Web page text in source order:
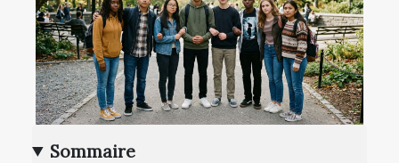
Sommaire